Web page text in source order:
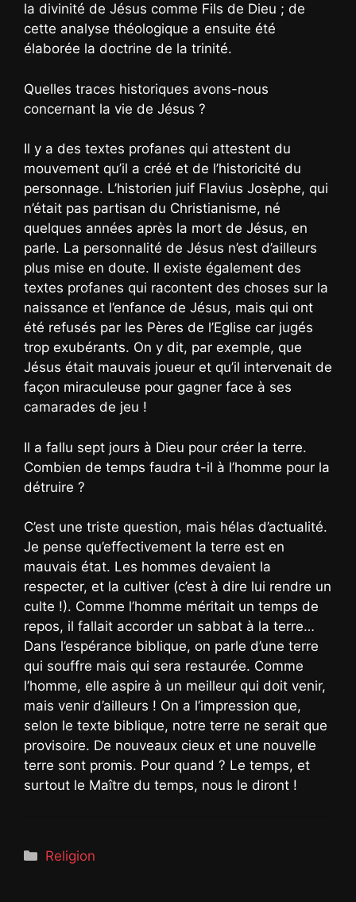
la divinité de Jésus comme Fils de Dieu ; de
cette analyse théologique a ensuite été
élaborée la doctrine de la trinité.
Quelles traces historiques avons-nous
concernant la vie de Jésus ?
Il y a des textes profanes qui attestent du
mouvement qu’il a créé et de l’historicité du
personnage. L’historien juif Flavius Josèphe, qui
n’était pas partisan du Christianisme, né
quelques années après la mort de Jésus, en
parle. La personnalité de Jésus n’est d’ailleurs
plus mise en doute. Il existe également des
textes profanes qui racontent des choses sur la
naissance et l’enfance de Jésus, mais qui ont
été refusés par les Pères de l’Eglise car jugés
trop exubérants. On y dit, par exemple, que
Jésus était mauvais joueur et qu’il intervenait de
façon miraculeuse pour gagner face à ses
camarades de jeu !
Il a fallu sept jours à Dieu pour créer la terre.
Combien de temps faudra t-il à l’homme pour la
détruire ?
C’est une triste question, mais hélas d’actualité.
Je pense qu’effectivement la terre est en
mauvais état. Les hommes devaient la
respecter, et la cultiver (c’est à dire lui rendre un
culte !). Comme l’homme méritait un temps de
repos, il fallait accorder un sabbat à la terre…
Dans l’espérance biblique, on parle d’une terre
qui souffre mais qui sera restaurée. Comme
l’homme, elle aspire à un meilleur qui doit venir,
mais venir d’ailleurs ! On a l’impression que,
selon le texte biblique, notre terre ne serait que
provisoire. De nouveaux cieux et une nouvelle
terre sont promis. Pour quand ? Le temps, et
surtout le Maître du temps, nous le diront !
Catégories
Religion